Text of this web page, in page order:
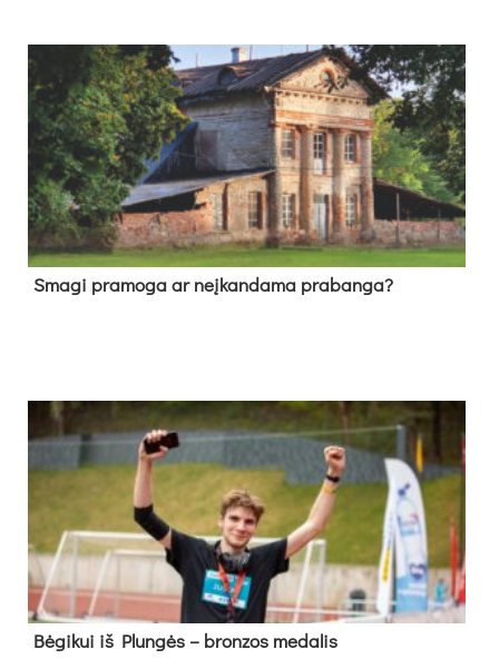
Sma­gi pra­mo­ga ar neį­kan­da­ma pra­ban­ga?
Bė­gi­kui iš Plun­gės – bron­zos me­da­lis